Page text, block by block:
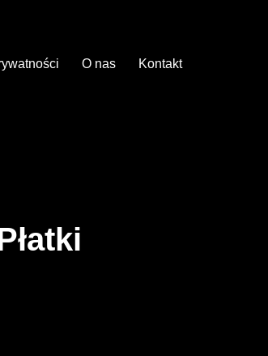
O nas Kontakt